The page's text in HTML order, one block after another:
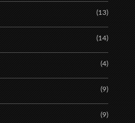
(13)
(14)
(4)
(9)
(9)